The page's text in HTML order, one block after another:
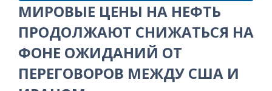
МИРОВЫЕ ЦЕНЫ НА НЕФТЬ
ПРОДОЛЖАЮТ СНИЖАТЬСЯ НА
ФОНЕ ОЖИДАНИЙ ОТ
ПЕРЕГОВОРОВ МЕЖДУ США И